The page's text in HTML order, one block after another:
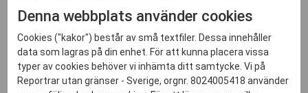
Belarus ligger på plats 166 av 180 iRSF:s
pressfrihetsindex 2025
Foto: RSF
Denna webbplats använder cookies
Cookies ("kakor") består av små textfiler. Dessa innehåller
data som lagras på din enhet. För att kunna placera vissa
typer av cookies behöver vi inhämta ditt samtycke. Vi på
Reportrar utan gränser - Sverige, orgnr. 8024005418 använder